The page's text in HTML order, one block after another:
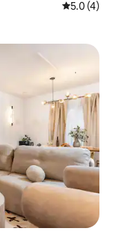
5 ರಲ್ಲಿ 5.0
5.0 (4)